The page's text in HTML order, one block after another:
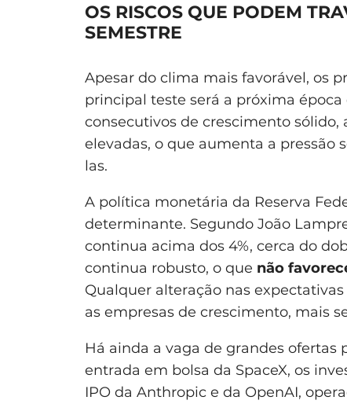
OS RISCOS QUE PODEM
SEMESTRE
Apesar do clima mais favorável, os
principal teste será a próxima
consecutivos de crescimento sólido,
elevadas, o que aumenta a pressão
las.
A política monetária da Reserva
determinante. Segundo João
continua acima dos 4%, cerca do
continua robusto, o que não
Qualquer alteração nas
as empresas de crescimento, mais
Há ainda a vaga de grandes ofertas
entrada em bolsa da SpaceX, os
IPO da Anthropic e da OpenAI,